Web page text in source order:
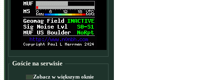
Goście na serwisie
Zobacz w większym oknie